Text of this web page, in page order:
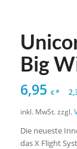
Big
6,95 €*
inkl. MwSt. zzgl.
Die neueste
das X Flight